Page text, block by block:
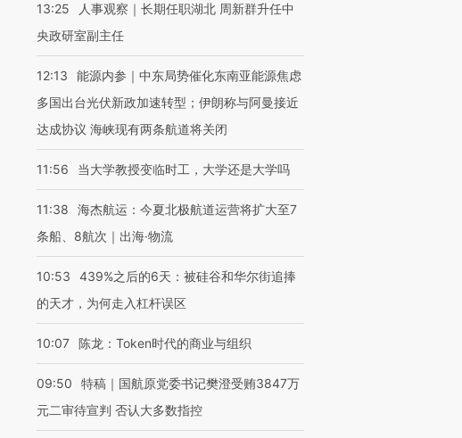
13:25
人事观察｜长期任职湖北 周新群升任中
央政研室副主任
12:13
能源内参｜中东局势催化东南亚能源焦虑
多国出台光伏新政加速转型；伊朗称与阿曼接近
达成协议 海峡现有两条航道将关闭
11:56 当大学教授变临时工，大学还是大学吗
11:38
海杰航运：今夏北极航道运营将扩大至7
条船、8航次｜出海·物流
10:53
439%之后的6天：被硅谷和华尔街追捧
的天才，为何走入杠杆误区
10:07 陈龙：Token时代的商业与组织
09:50
特稿｜国航原党委书记樊澄受贿3847万
元二审待宣判 否认大多数指控